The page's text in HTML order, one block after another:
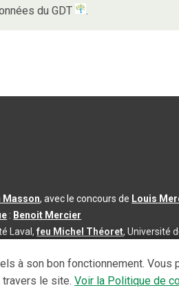
du GDT
.
Masson, avec le concours de Louis
: Benoit Mercier
Laval,feu Michel Théoret, Université
à jour du contenu :2026-08-03
à son bon fonctionnement.
le site. Voir la Politique de